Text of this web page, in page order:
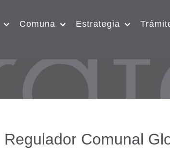
Comuna Estrategia
Regulador Comunal